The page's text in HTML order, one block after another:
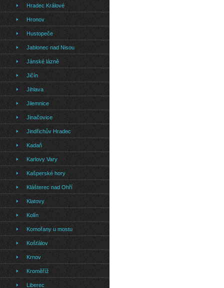
Hradec Králové
Hronov
Hustopeče
Jablonec nad Nisou
Jánské lázně
Jičín
Jihlava
Jilemnice
Jinačovice
Jindřichův Hradec
Kadaň
Karlovy Vary
Kašperské hory
Klášterec nad Ohří
Klatovy
Kolín
Komořany u mostu
Košťálov
Krnov
Kroměříž
Liberec